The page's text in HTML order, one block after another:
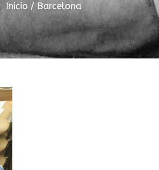
Inicio / Barcelona